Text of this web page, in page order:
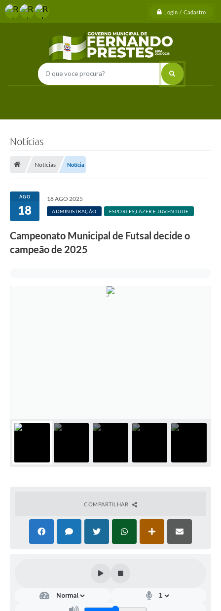
Login / Cadastro
Notícias
Notícias Notícia
AGO
18
18 AGO 2025
ADMINISTRAÇÃO ESPORTES,LAZER E JUVENTUDE
Campeonato Municipal de Futsal decide o
campeão de 2025
COMPARTILHAR